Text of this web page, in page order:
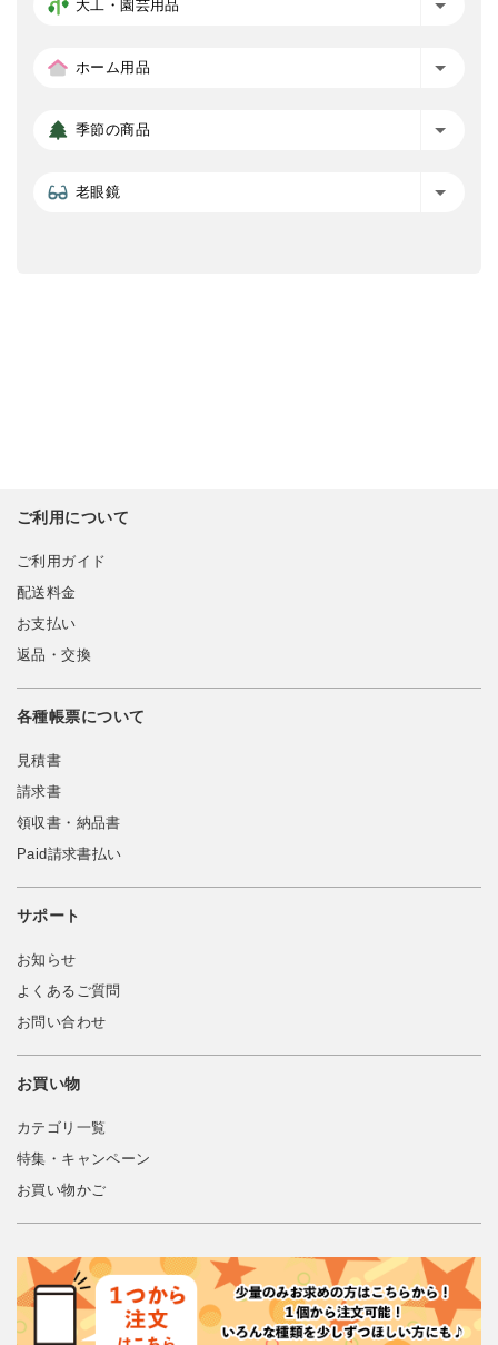
大工・園芸用品
ホーム用品
季節の商品
老眼鏡
ご利用について
ご利用ガイド
配送料金
お支払い
返品・交換
各種帳票について
見積書
請求書
領収書・納品書
Paid請求書払い
サポート
お知らせ
よくあるご質問
お問い合わせ
お買い物
カテゴリ一覧
特集・キャンペーン
お買い物かご